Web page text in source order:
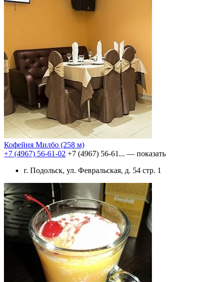
Кофейня Милбо (258 м)
+7 (4967) 56-61-02 +7 (4967) 56-61... — показать
г. Подольск, ул. Февральская, д. 54 стр. 1